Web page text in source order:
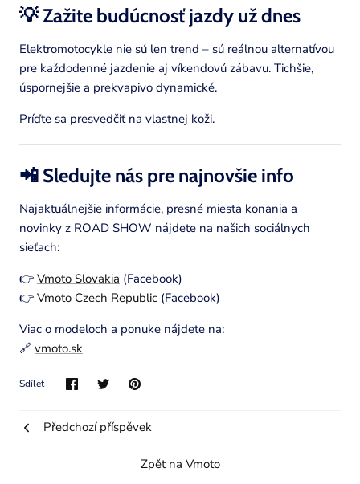
💡 Zažite budúcnosť jazdy už dnes
Elektromotocykle nie sú len trend – sú reálnou alternatívou
pre každodenné jazdenie aj víkendovú zábavu. Tichšie,
úspornejšie a prekvapivo dynamické.
Príďte sa presvedčiť na vlastnej koži.
📲 Sledujte nás pre najnovšie info
Najaktuálnejšie informácie, presné miesta konania a
novinky z ROAD SHOW nájdete na našich sociálnych
sieťach:
👉 Vmoto Slovakia (Facebook)
👉 Vmoto Czech Republic (Facebook)
Viac o modeloch a ponuke nájdete na:
🔗 vmoto.sk
Sdílet
Předchozí příspěvek
Zpět na Vmoto